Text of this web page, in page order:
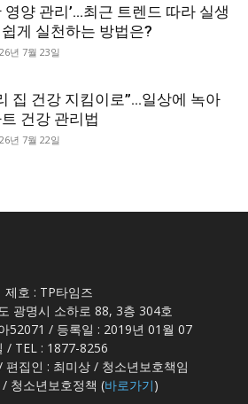
영양 관리’…최근 트렌드 따라 실생
게 실천하는 방법은?
년 7월 23일
집 건강 지킴이로”…일상에 녹아
건강 관리법
년 7월 22일
제호 : TP타임즈
광명시 소하로 88, 3층 304호
52071 / 등록일 : 2019년 01월 07
/ TEL : 1877-8256
편집인 : 최미상 / 청소년보호책임
청소년보호정책 (바로가기)